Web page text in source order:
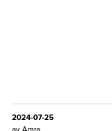
2024-07-25
av Amra